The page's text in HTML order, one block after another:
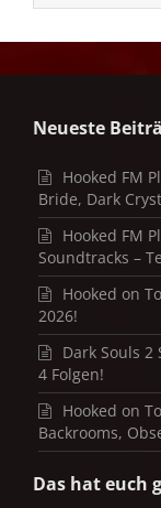
Neueste
Hooked FM
Bride, Dark
Hooked FM
Soundtracks –
Hooked on
2026!
Dark Souls 2
4 Folgen!
Hooked on
Backrooms,
Das hat euch